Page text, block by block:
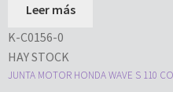
Leer más
K-C0156-0
HAY STOCK
JUNTA MOTOR HONDA WAVE S 110